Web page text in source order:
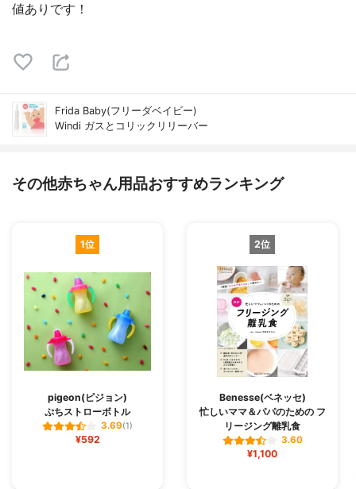
値ありです！
Frida Baby(フリーダベイビー)
Windi ガスとコリックリリーバー
その他赤ちゃん用品おすすめランキング
1位
pigeon(ピジョン)
ぷちストローボトル
3.69(1)
¥592
2位
Benesse(ベネッセ)
忙しいママ＆パパのための フ
リージング離乳食
3.60
¥1,100